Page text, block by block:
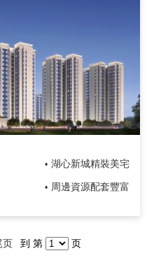
• 湖心新城精裝美宅
• 周邊資源配套豐富
页 到 第 页